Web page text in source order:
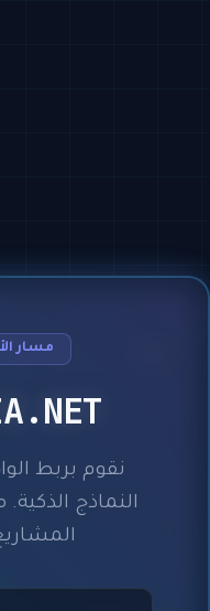
مسار
نقوم بربط
النماذج